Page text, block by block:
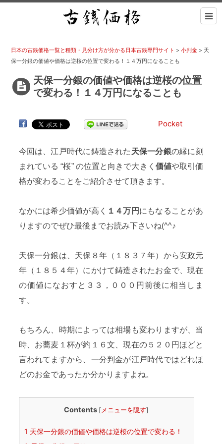
日本の古銭価格一覧と種類・見分け方が分かる日本古銭専門サイト >小判金 > 天
保一分銀の価値や価格は逆桜の位置で変わる！１４万円になることも
天保一分銀の価値や価格は逆桜の位置
で変わる！１４万円になることも
Pocket
今回は、江戸時代に鋳造された 天保一分銀の縁に刻
まれている “桜” の位置と向きで大きく 価値や取引価
格が変わることをご紹介させて頂きます。
なかには希少価値が高く １４万円 にもなることがあ
りますのでぜひ最後までお読み下さいね(^^♪
天保一分銀は、天保８年（１８３７年）から安政元
年（１８５４年）にかけて鋳造されたお金で、現在
の価値になおすと３３，０００円前後に相当しま
す。
もちろん、時期によっては相場も変わりますが、当
時、お蕎麦１杯が約１６文、現在の５２０円ほどと
言われてますから、一分判金が江戸時代ではどれほ
どのお金であったか分かりますよね。
Contents [メニューを隠す]
1 天保一分銀の価値や価格は逆桜の位置で変わる！